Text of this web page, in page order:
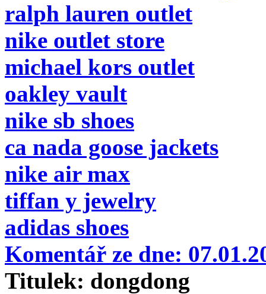
ralph lauren outlet
nike outlet store
michael kors outlet
oakley vault
nike sb shoes
ca nada goose jackets
nike air max
tiffan y jewelry
adidas shoes
Komentář ze dne:
Titulek: dongdong